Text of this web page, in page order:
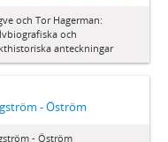
och Tor Hagerman:
och
anteckningar
- Öström
- Öström